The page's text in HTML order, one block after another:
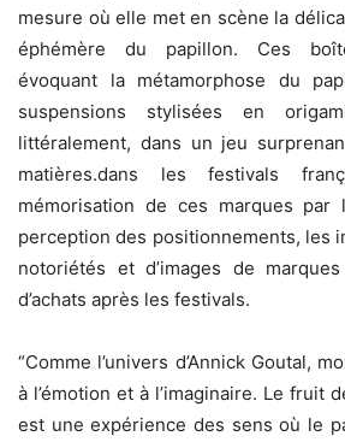
mesure où elle met en scène la
éphémère du papillon. Ces
évoquant la métamorphose du
suspensions stylisées en
littéralement, dans un jeu
matières.dans les festivals
mémorisation de ces marques par
perception des positionnements, les
notoriétés et d’images de
d’achats après les festivals.
“Comme l’univers d’Annick Goutal,
à l’émotion et à l’imaginaire. Le fruit
est une expérience des sens où le